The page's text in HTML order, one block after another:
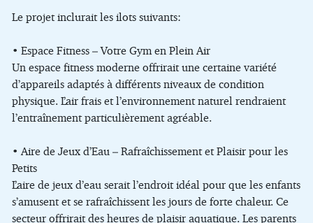
Le projet inclurait les ilots suivants:
• Espace Fitness – Votre Gym en Plein Air
Un espace fitness moderne offrirait une certaine variété
d’appareils adaptés à différents niveaux de condition
physique. L’air frais et l’environnement naturel rendraient
l’entraînement particulièrement agréable.
• Aire de Jeux d’Eau – Rafraîchissement et Plaisir pour les
Petits
L’aire de jeux d’eau serait l’endroit idéal pour que les enfants
s’amusent et se rafraîchissent les jours de forte chaleur. Ce
secteur offrirait des heures de plaisir aquatique. Les parents